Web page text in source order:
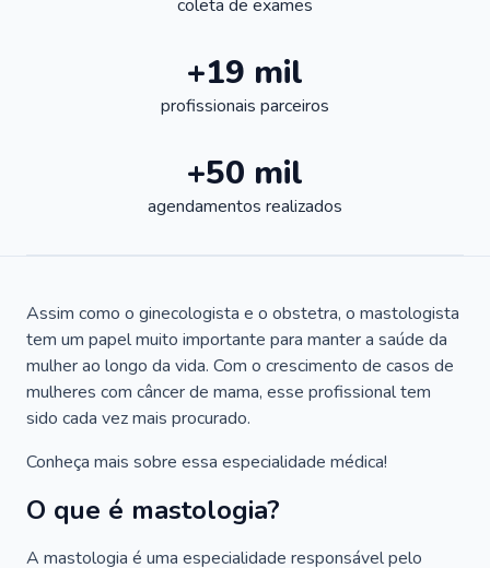
coleta de exames
+19 mil
profissionais parceiros
+50 mil
agendamentos realizados
Assim como o ginecologista e o obstetra, o mastologista
tem um papel muito importante para manter a saúde da
mulher ao longo da vida. Com o crescimento de casos de
mulheres com câncer de mama, esse profissional tem
sido cada vez mais procurado.
Conheça mais sobre essa especialidade médica!
O que é mastologia?
A mastologia é uma especialidade responsável pelo